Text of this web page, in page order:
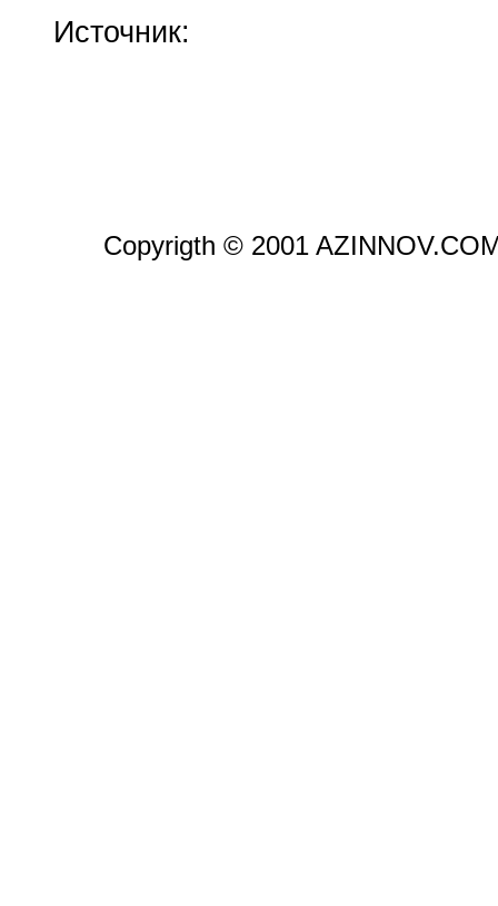
Источник:
Copyrigth © 2001